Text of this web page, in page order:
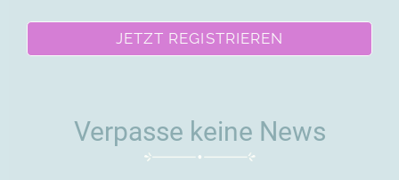
JETZT REGISTRIEREN
Verpasse keine News